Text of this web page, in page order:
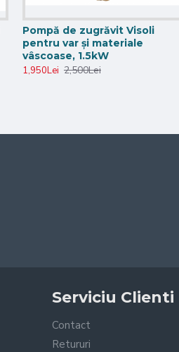
Pompă de zugrăvit Visoli
pentru var și materiale
vâscoase, 1.5kW
1,950Lei 2,500Lei
Serviciu Clienti
Contact
Retururi